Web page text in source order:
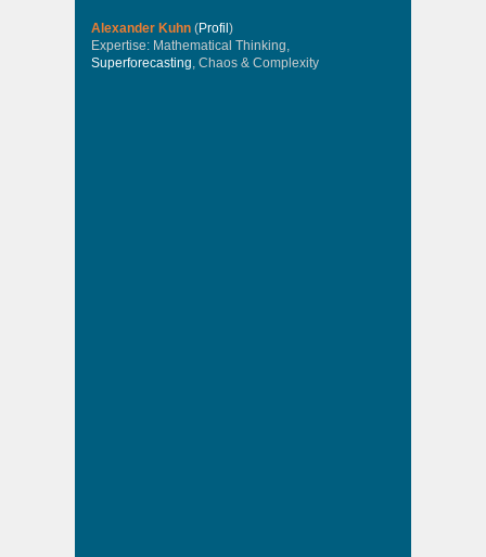
Alexander Kuhn (Profil )
Expertise: Mathematical Thinking,
Superforecasting, Chaos & Complexity